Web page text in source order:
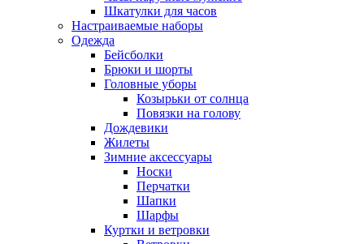
Шкатулки для часов
Настраиваемые наборы
Одежда
Бейсболки
Брюки и шорты
Головные уборы
Козырьки от солнца
Повязки на голову
Дождевики
Жилеты
Зимние аксессуары
Носки
Перчатки
Шапки
Шарфы
Куртки и ветровки